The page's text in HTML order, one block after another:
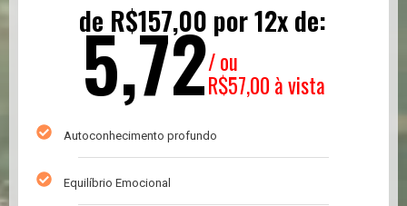
de R$157,00 por 12x de:
5,72/ ou
R$57,00 à vista
Autoconhecimento profundo
Equilíbrio Emocional